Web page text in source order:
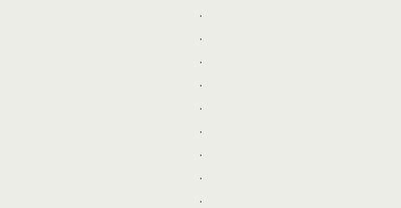
.
.
.
.
.
.
.
.
.